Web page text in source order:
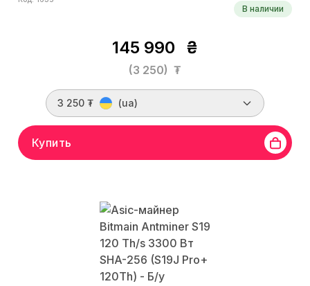
В наличии
145 990 ₴
(3 250) ₮
3 250 ₮ (ua)
Купить